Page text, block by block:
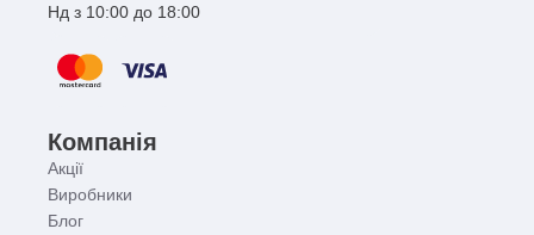
Нд з 10:00 до 18:00
Компанія
Акції
Виробники
Блог